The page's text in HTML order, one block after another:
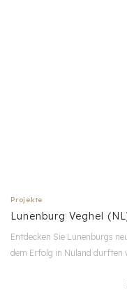
Projekte
Lunenburg Veghel
Entdecken Sie Lunenburgs
dem Erfolg in Nuland durften